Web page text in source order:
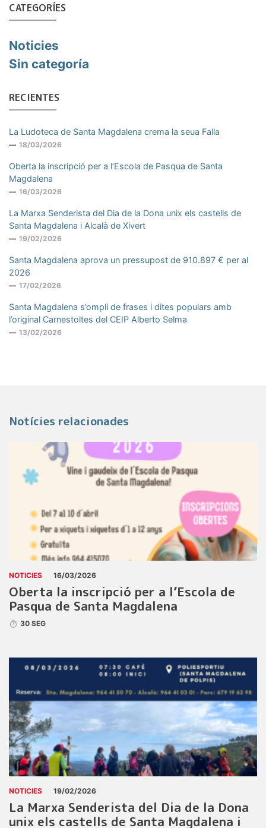
CATEGORÍES
Noticies
Sin categoría
RECIENTES
La Ludoteca de Santa Magdalena crema la seua Falla
18/03/2026
Oberta la inscripció per a l’Escola de Pasqua de Santa
Magdalena
16/03/2026
La Marxa Senderista del Dia de la Dona unix els castells de
Santa Magdalena i Alcalà de Xivert
19/02/2026
Santa Magdalena aprova un pressupost de 910.897 € per al
2026
17/02/2026
Santa Magdalena s’ompli de frases i dites populars amb
l’original Carnestoltes del CEIP Alberto Selma
13/02/2026
Notícies relacionades
NOTICIES 16/03/2026
Oberta la inscripció per a l’Escola de
Pasqua de Santa Magdalena
30 SEG
NOTICIES 19/02/2026
La Marxa Senderista del Dia de la Dona
unix els castells de Santa Magdalena i